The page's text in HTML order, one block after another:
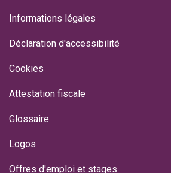
Informations légales
Déclaration d'accessibilité
Cookies
Attestation fiscale
Glossaire
Logos
Offres d'emploi et stages